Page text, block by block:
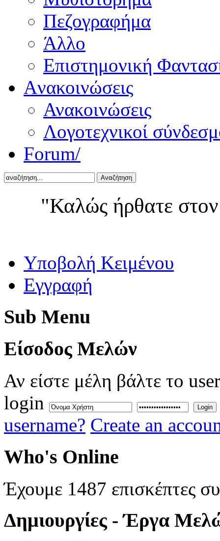
Πεζογραφήμα
Άλλο
Επιστημονική
Aνακοινώσεις
Ανακοινώσεις
Λογοτεχνικοί
Forum/
Αναζήτηση
"Καλώς ήρθατε
Yποβολή Κειμένου
Εγγραφή
Sub Menu
Eίσοδος Μελών
Αν είστε μέλη βάλτε το
login
Login
username? Create an
Who's Online
Έχουμε 1487 επισκέπτες
Δημιουργίες - Έργα